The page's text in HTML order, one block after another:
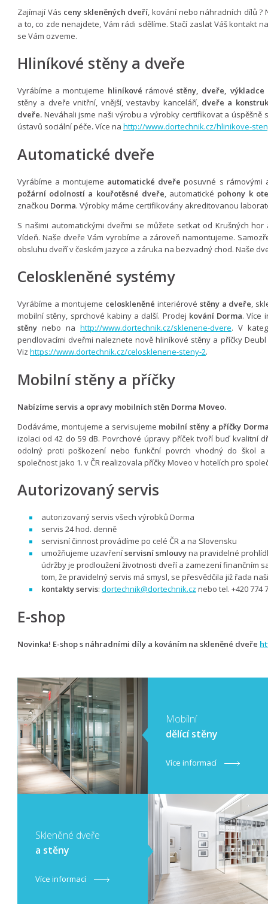
Zajímají Vás ceny skleněných dveří, kování nebo náhradních dílů
a to, co zde nenajdete, Vám rádi sdělíme. Stačí zaslat Váš kontakt
se Vám ozveme.
Hliníkové stěny a dveře
Vyrábíme a montujeme hliníkové rámové stěny, dveře, výkladce
stěny a dveře vnitřní, vnější, vestavby kanceláří,dveře a
dveře. Neváhali jsme naši výrobu a výrobky certifikovat a úspěšně
ústavů sociální péče.Více na http://www.dortechnik.cz/hlinikove-
Automatické dveře
Vyrábíme a montujeme automatické dveře posuvné s rámovými
požární odolností a kouřotěsné dveře, automatické pohony k
značkou Dorma. Výrobky máme certifikovány akreditovanou
S našimi automatickými dveřmi se můžete setkat od Krušných
Vídeň. Naše dveře Vám vyrobíme a zároveň namontujeme.
obsluhu dveří v českém jazyce a záruka na bezvadný chod. Naše
Celoskleněné systémy
Vyrábíme a montujeme celoskleněné interiérové stěny a dveře,
mobilní stěny, sprchové kabiny a další. Prodej kování Dorma. Více
stěny nebo na http://www.dortechnik.cz/sklenene-dvere. V
pendlovacími dveřmi naleznete nově hliníkové stěny a příčky
Viz https://www.dortechnik.cz/celosklenene-steny-2.
Mobilní stěny a příčky
Nabízíme servis a opravy mobilních stěn Dorma Moveo.
Dodáváme, montujeme a servisujeme mobilní stěny a příčky
izolaci od 42 do 59 dB. Povrchové úpravy příček tvoří buď kvalitní
odolný proti poškození nebo funkční povrch vhodný do škol a
společnost jako 1. v ČR realizovala příčky ​​​​​Moveo​​ v hotelích pro
Autorizovaný servis
autorizovaný servis všech výrobků Dorma
servis 24 hod. denně
servisní činnost provádíme po celé ČR a na Slovensku
umožňujeme uzavřeníservisní smlouvyna pravidelné
údržby je prodloužení životnosti dveří a zamezení finančním
tom, že pravidelný servis má smysl, se přesvědčila již řada
kontakty servis: dortechnik@dortechnik.cz nebo tel. +420 774
E-shop
Novinka! E-shop s náhradními díly a kováním na skleněné dveře
Mobilní
dělící stěny
Více informací
​Skleněné dveře
a stěny
Více informací